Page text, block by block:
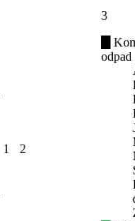
1 2
3
odpad